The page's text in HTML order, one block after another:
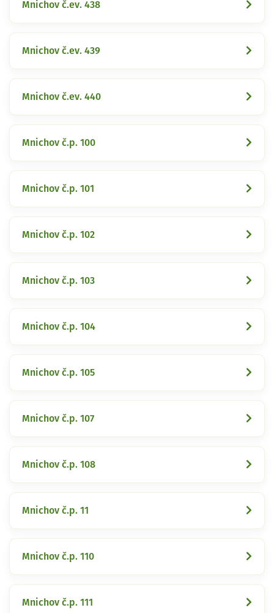
Mnichov č.ev. 438
Mnichov č.ev. 439
Mnichov č.ev. 440
Mnichov č.p. 100
Mnichov č.p. 101
Mnichov č.p. 102
Mnichov č.p. 103
Mnichov č.p. 104
Mnichov č.p. 105
Mnichov č.p. 107
Mnichov č.p. 108
Mnichov č.p. 11
Mnichov č.p. 110
Mnichov č.p. 111